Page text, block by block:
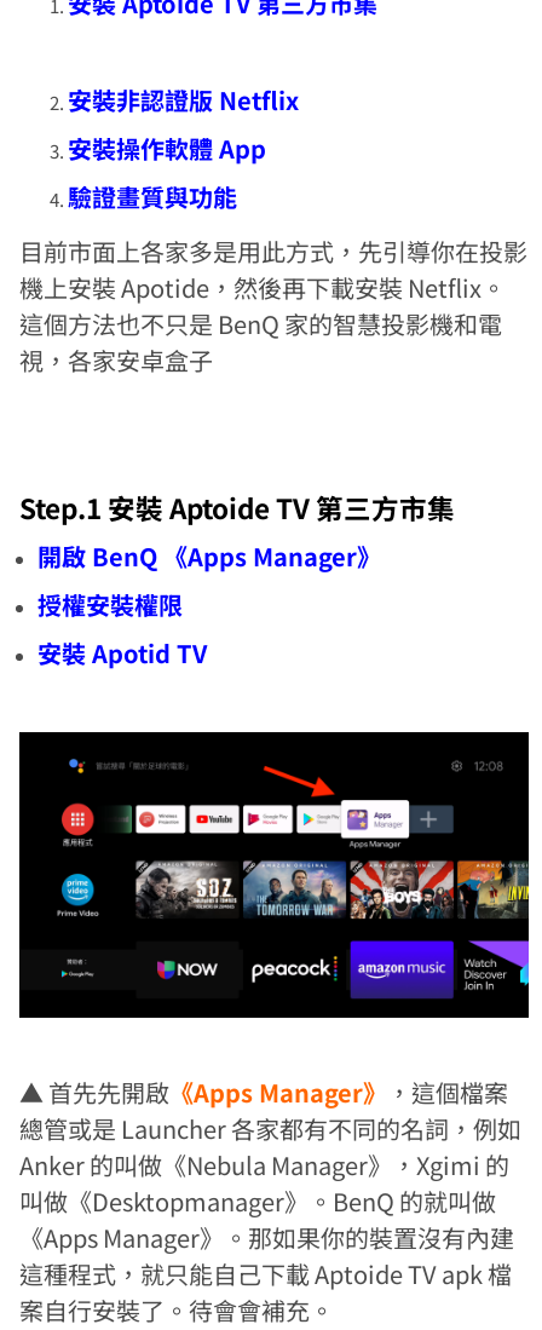
安裝非認證版 Netflix
安裝操作軟體 App
驗證畫質與功能
目前市面上各家多是用此方式，先引導你在投影
機上安裝 Apotide，然後再下載安裝 Netflix。
這個方法也不只是 BenQ 家的智慧投影機和電
視，各家安卓盒子
Step.1 安裝 Aptoide TV 第三方市集
開啟 BenQ 《Apps Manager》
授權安裝權限
安裝 Apotid TV
▲ 首先先開啟 《Apps Manager》
，這個檔案
總管或是 Launcher 各家都有不同的名詞，例如
Anker 的叫做《Nebula Manager》，Xgimi 的
叫做《Desktopmanager》。BenQ 的就叫做
《Apps Manager》。那如果你的裝置沒有內建
這種程式，就只能自己下載 Aptoide TV apk 檔
案自行安裝了。待會會補充。